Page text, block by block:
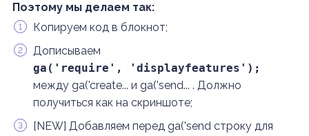
Поэтому мы делаем так:
Копируем код в блокнот;
Дописываем
ga('require', 'displayfeatures');
между ga('create... и ga('send... . Должно
получиться как на скриншоте;
[NEW] Добавляем перед ga('send строку для